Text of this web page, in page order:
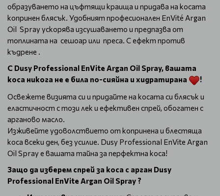
образуването на цъфтящи краища и придава на косата
копринен блясък. Удобният професионален EnVité Argan
Oil Spray ускорява изсушаването и предпазва от
топлината на сешоар или преса. С ефект против
къдрене .
С Dusy Professional EnVite Argan Oil Spray, вашата
коса никога не е била по-сияйна и хидратирана
!
Освежете визията си и придайте на косата си блясък и
еластичност с този лек и ефективен спрей, обогатен с
арганово масло.
Изживейте удоволствието от копринена и блестяща
коса всеки ден, без усилие. Dusy Professional EnVite Argan
Oil Spray е вашата тайна за перфектна коса!
Защо да изберем спрей за коса с арган Dusy
Professional EnVite Argan Oil Spray ?